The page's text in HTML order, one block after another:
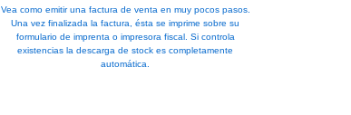
Vea como emitir una factura de venta en muy pocos pasos.
Una vez finalizada la factura, ésta se imprime sobre su
formulario de imprenta o impresora fiscal. Si controla
existencias la descarga de stock es completamente
automática.